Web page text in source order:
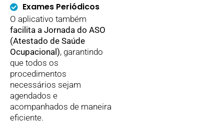
Exames Periódicos
O aplicativo também
facilita a Jornada do ASO
(Atestado de Saúde
Ocupacional), garantindo
que todos os
procedimentos
necessários sejam
agendados e
acompanhados de maneira
eficiente.